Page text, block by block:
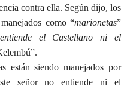
contra ella. Según dijo, los
como “marionetas”
el Castellano ni el
están siendo manejados por
señor no entiende ni el